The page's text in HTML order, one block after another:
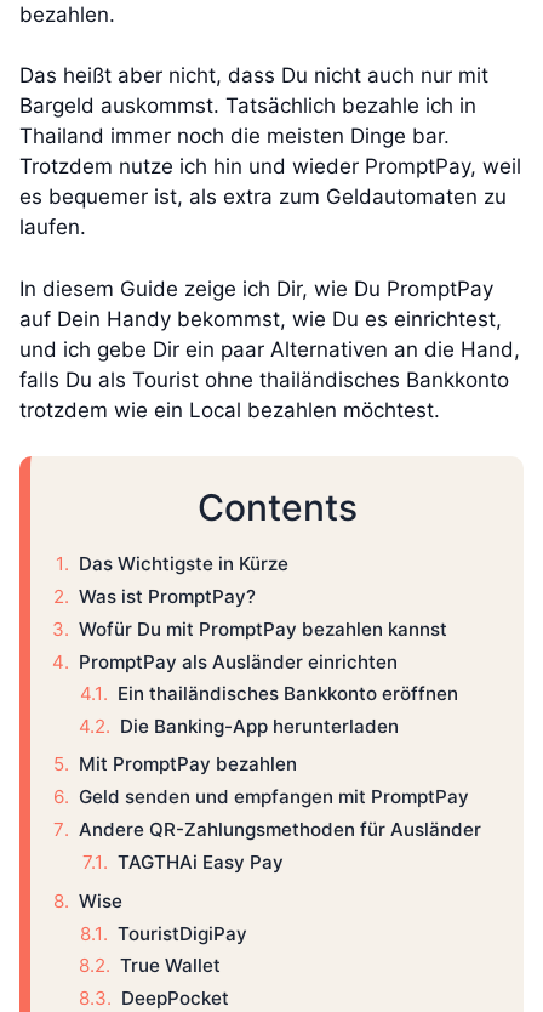
bezahlen.
Das heißt aber nicht, dass Du nicht auch nur mit
Bargeld auskommst. Tatsächlich bezahle ich in
Thailand immer noch die meisten Dinge bar.
Trotzdem nutze ich hin und wieder PromptPay, weil
es bequemer ist, als extra zum Geldautomaten zu
laufen.
In diesem Guide zeige ich Dir, wie Du PromptPay
auf Dein Handy bekommst, wie Du es einrichtest,
und ich gebe Dir ein paar Alternativen an die Hand,
falls Du als Tourist ohne thailändisches Bankkonto
trotzdem wie ein Local bezahlen möchtest.
Contents
Das Wichtigste in Kürze
Was ist PromptPay?
Wofür Du mit PromptPay bezahlen kannst
PromptPay als Ausländer einrichten
Ein thailändisches Bankkonto eröffnen
Die Banking-App herunterladen
Mit PromptPay bezahlen
Geld senden und empfangen mit PromptPay
Andere QR-Zahlungsmethoden für Ausländer
TAGTHAi Easy Pay
Wise
TouristDigiPay
True Wallet
DeepPocket